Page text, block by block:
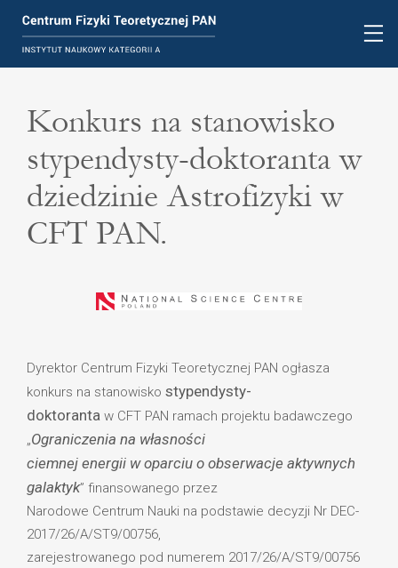
Konkurs na stanowisko
stypendysty-doktoranta w
dziedzinie Astrofizyki w
CFT PAN.
Dyrektor Centrum Fizyki Teoretycznej PAN ogłasza
konkurs na stanowisko stypendysty-
doktoranta w CFT PAN ramach projektu badawczego
„Ograniczenia na własności
ciemnej energii w oparciu o obserwacje aktywnych
galaktyk” finansowanego przez
Narodowe Centrum Nauki na podstawie decyzji Nr DEC-
2017/26/A/ST9/00756,
zarejestrowanego pod numerem 2017/26/A/ST9/00756